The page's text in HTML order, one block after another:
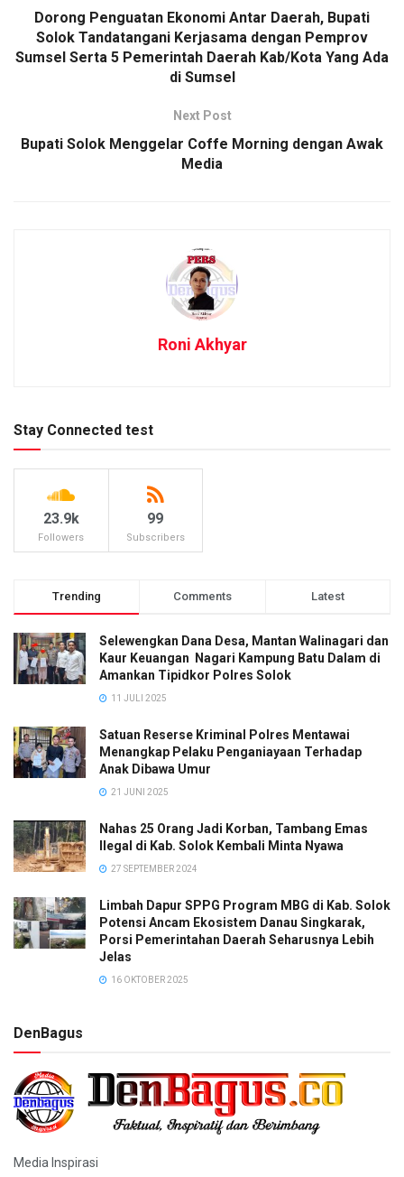
Dorong Penguatan Ekonomi Antar Daerah, Bupati
Solok Tandatangani Kerjasama dengan Pemprov
Sumsel Serta 5 Pemerintah Daerah Kab/Kota Yang Ada
di Sumsel
Next Post
Bupati Solok Menggelar Coffe Morning dengan Awak
Media
Roni Akhyar
Stay Connected test
23.9k
Followers
99
Subscribers
Trending Comments Latest
Selewengkan Dana Desa, Mantan Walinagari dan
Kaur Keuangan Nagari Kampung Batu Dalam di
Amankan Tipidkor Polres Solok
11 JULI 2025
Satuan Reserse Kriminal Polres Mentawai
Menangkap Pelaku Penganiayaan Terhadap
Anak Dibawa Umur
21 JUNI 2025
Nahas 25 Orang Jadi Korban, Tambang Emas
Ilegal di Kab. Solok Kembali Minta Nyawa
27 SEPTEMBER 2024
Limbah Dapur SPPG Program MBG di Kab. Solok
Potensi Ancam Ekosistem Danau Singkarak,
Porsi Pemerintahan Daerah Seharusnya Lebih
Jelas
16 OKTOBER 2025
DenBagus
Media Inspirasi